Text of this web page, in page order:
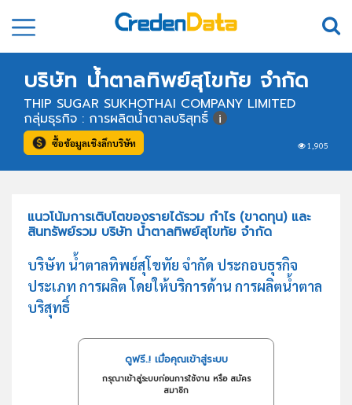
บริษัท น้ำตาลทิพย์สุโขทัย จำกัด
THIP SUGAR SUKHOTHAI COMPANY LIMITED
1,905
กลุ่มธุรกิจ : การผลิตน้ำตาลบริสุทธิ์
ซื้อข้อมูลเชิงลึกบริษัท
แนวโน้มการเติบโตของรายได้รวม กำไร (ขาดทุน) และ
สินทรัพย์รวม บริษัท น้ำตาลทิพย์สุโขทัย จำกัด
บริษัท น้ำตาลทิพย์สุโขทัย จำกัด ประกอบธุรกิจ
ประเภท การผลิต โดยให้บริการด้าน การผลิตน้ำตาล
บริสุทธิ์
ดูฟรี..! เมื่อคุณเข้าสู่ระบบ
กรุณาเข้าสู่ระบบก่อนการใช้งาน หรือ สมัคร
สมาชิก